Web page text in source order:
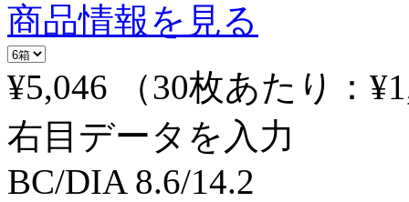
商品情報を見る
¥5,046
（30枚あたり：
右目データを入力
BC/DIA 8.6/14.2